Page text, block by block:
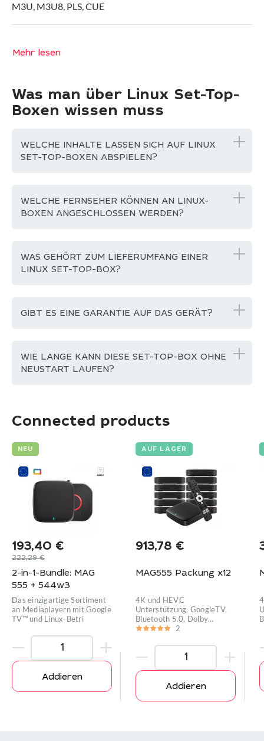
M3U, M3U8, PLS, CUE
Mehr lesen
Was man über Linux Set-Top-
Boxen wissen muss
WELCHE INHALTE LASSEN SICH AUF LINUX
SET-TOP-BOXEN ABSPIELEN?
WELCHE FERNSEHER KÖNNEN AN LINUX-
BOXEN ANGESCHLOSSEN WERDEN?
WAS GEHÖRT ZUM LIEFERUMFANG EINER
LINUX SET-TOP-BOX?
GIBT ES EINE GARANTIE AUF DAS GERÄT?
WIE LANGE KANN DIESE SET-TOP-BOX OHNE
NEUSTART LAUFEN?
Connected products
NEU
193,40 €
222,29€
2-in-1-Bundle: MAG
555 + 544w3
Das einzigartige Sortiment
an Mediaplayern mit Google
TV™ und Linux-Betri
Addieren
AUF LAGER
913,78 €
MAG555 Packung x12
4K und HEVC
Unterstützung, GoogleTV,
Bluetooth 5.0, Dolby
Digital™ Unter
2
Addieren